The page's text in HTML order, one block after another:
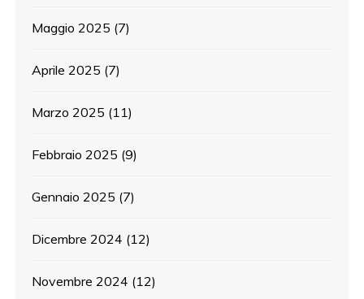
Maggio 2025 (7)
Aprile 2025 (7)
Marzo 2025 (11)
Febbraio 2025 (9)
Gennaio 2025 (7)
Dicembre 2024 (12)
Novembre 2024 (12)